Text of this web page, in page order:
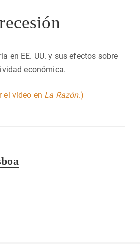
en EE. UU. y sus efectos sobre
económica.
el vídeo en La Razón.)